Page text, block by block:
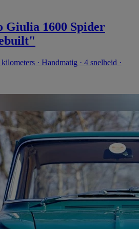
Giulia 1600 Spider
· Handmatig · 4 snelheid ·